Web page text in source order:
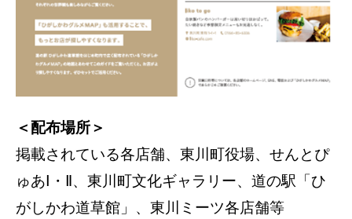
＜配布場所＞
掲載されている各店舗、東川町役場、せんとぴ
ゅあⅠ・Ⅱ、東川町文化ギャラリー、道の駅「ひ
がしかわ道草館」、東川ミーツ各店舗等